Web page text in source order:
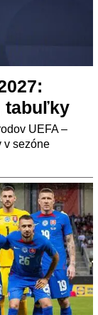
tabuľky
UEFA –
v sezóne